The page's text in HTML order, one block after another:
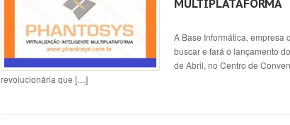
MULTIPLATAFORMA
A Base Informática, empresa
buscar e fará o lançamento
de Abril, no Centro de
revolucionária que […]